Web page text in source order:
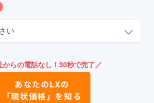
い
からの電話なし！30秒で完了／
あなたのLXの
「現状価格」を知る